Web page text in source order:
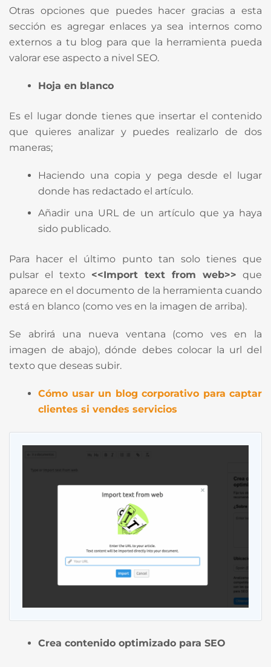
Otras opciones que puedes hacer gracias a esta
sección es agregar enlaces ya sea internos como
externos a tu blog para que la herramienta pueda
valorar ese aspecto a nivel SEO.
Hoja en blanco
Es el lugar donde tienes que insertar el contenido
que quieres analizar y puedes realizarlo de dos
maneras;
Haciendo una copia y pega desde el lugar
donde has redactado el artículo.
Añadir una URL de un artículo que ya haya
sido publicado.
Para hacer el último punto tan solo tienes que
pulsar el texto <<Import text from web>> que
aparece en el documento de la herramienta cuando
está en blanco (como ves en la imagen de arriba).
Se abrirá una nueva ventana (como ves en la
imagen de abajo), dónde debes colocar la url del
texto que deseas subir.
Cómo usar un blog corporativo para captar
clientes si vendes servicios
Crea contenido optimizado para SEO